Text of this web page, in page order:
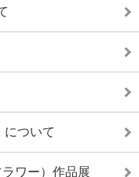
について
ワー）作品展